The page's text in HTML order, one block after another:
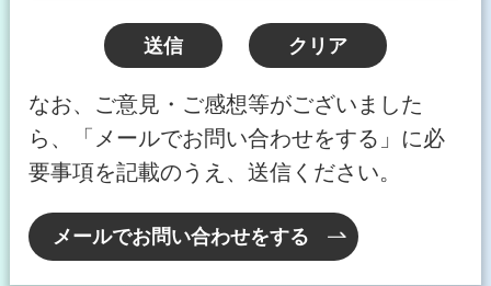
なお、ご意見・ご感想等がございました
ら、「メールでお問い合わせをする」に必
要事項を記載のうえ、送信ください。
メールでお問い合わせをする